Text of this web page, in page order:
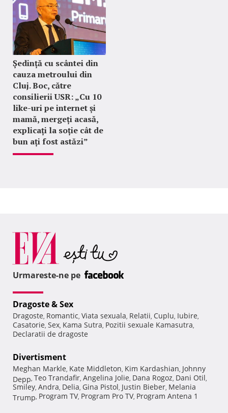
Ședință cu scântei din
cauza metroului din
Cluj. Boc, către
consilierii USR: „Cu 10
like-uri pe internet și
mamă, mergeți acasă,
explicați la soție cât de
bun ați fost astăzi”
Urmareste-ne pe
Dragoste & Sex
Dragoste, Romantic, Viata sexuala, Relatii, Cuplu, Iubire,
Casatorie, Sex, Kama Sutra, Pozitii sexuale Kamasutra,
Declaratii de dragoste
Divertisment
Meghan Markle, Kate Middleton, Kim Kardashian, Johnny
Depp, Teo Trandafir, Angelina Jolie, Dana Rogoz, Dani Otil,
Smiley, Andra, Delia, Gina Pistol, Justin Bieber, Melania
Trump, Program TV, Program Pro TV, Program Antena 1